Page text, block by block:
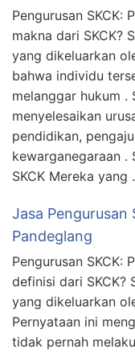
Pengurusan SKCK:
makna dari SKCK?
yang dikeluarkan
bahwa individu
melanggar hukum .
menyelesaikan
pendidikan,
kewarganegaraan .
SKCK Mereka yang
Jasa Pengurusan
Pandeglang
Pengurusan SKCK:
definisi dari SKCK?
yang dikeluarkan
Pernyataan ini
tidak pernah